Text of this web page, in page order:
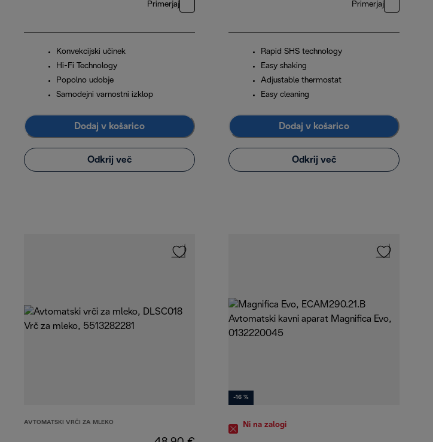
Primerjaj
Konvekcijski učinek
Hi-Fi Technology
Popolno udobje
Samodejni varnostni izklop
Dodaj v košarico
Odkrij več
Primerjaj
Rapid SHS technology
Easy shaking
Adjustable thermostat
Easy cleaning
Dodaj v košarico
Odkrij več
AVTOMATSKI VRČI ZA MLEKO
-16 %
Ni na zalogi